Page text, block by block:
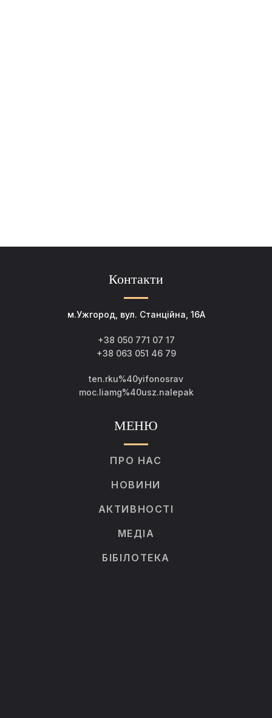
Контакти
м.Ужгород, вул. Станційна, 16А
+38 050 771 07 17
+38 063 051 46 79
ten.rku%40yifonosrav
moc.liamg%40usz.nalepak
МЕНЮ
ПРО НАС
НОВИНИ
АКТИВНОСТІ
МЕДІА
БІБІЛОТЕКА